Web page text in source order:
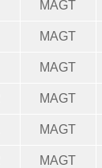
MAGT
MAGT
MAGT
MAGT
MAGT
MAGT